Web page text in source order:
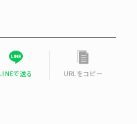
で送る URLをコピー